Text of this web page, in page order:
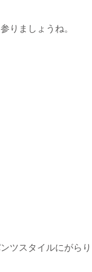
りましょうね。
ツスタイルにがらり